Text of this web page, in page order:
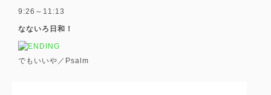
9:26～11:13
なないろ日和！
でもいいや／Psalm